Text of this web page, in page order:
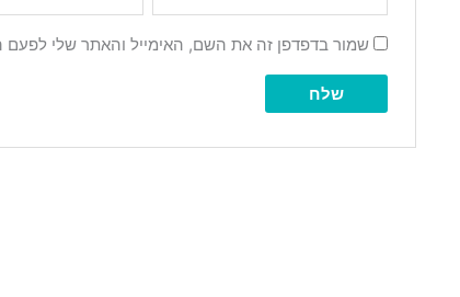
שמור בדפדפן זה את השם, האימייל והאתר שלי לפעם